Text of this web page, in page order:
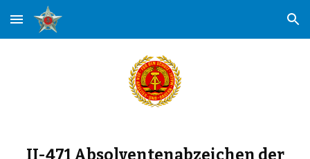
Skip to main content Skip to navigation
II-471 Absolventenabzeichen der